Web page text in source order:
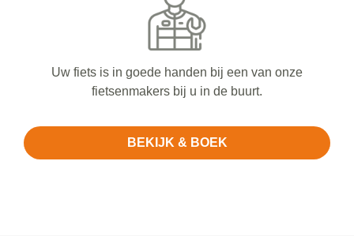
Uw fiets is in goede handen bij een van onze
fietsenmakers bij u in de buurt.
BEKIJK & BOEK